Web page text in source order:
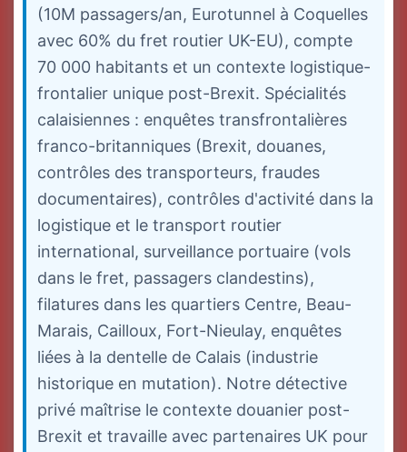
(10M passagers/an, Eurotunnel à Coquelles
avec 60% du fret routier UK-EU), compte
70 000 habitants et un contexte logistique-
frontalier unique post-Brexit. Spécialités
calaisiennes : enquêtes transfrontalières
franco-britanniques (Brexit, douanes,
contrôles des transporteurs, fraudes
documentaires), contrôles d'activité dans la
logistique et le transport routier
international, surveillance portuaire (vols
dans le fret, passagers clandestins),
filatures dans les quartiers Centre, Beau-
Marais, Cailloux, Fort-Nieulay, enquêtes
liées à la dentelle de Calais (industrie
historique en mutation). Notre détective
privé maîtrise le contexte douanier post-
Brexit et travaille avec partenaires UK pour